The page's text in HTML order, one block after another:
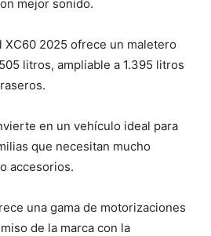
mejor sonido.
XC60 2025 ofrece un maletero
litros, ampliable a 1.395 litros
en un vehículo ideal para
que necesitan mucho
accesorios.
una gama de motorizaciones
de la marca con la